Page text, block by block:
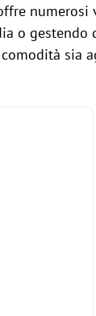
numerosi
o
sia